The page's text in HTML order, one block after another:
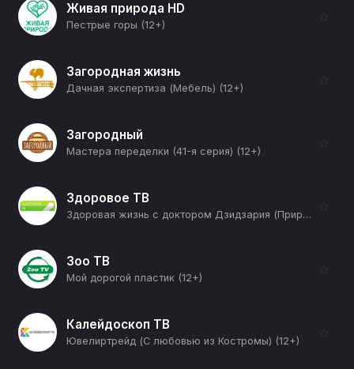
Живая природа HD
Пестрые горы (12+)
☆
Загородная жизнь
Дачная экспертиза (Мебель) (12+)
☆
Загородный
Мастера переделки (41-я серия) (12+)
☆
Здоровое ТВ
Здоровая жизнь с доктором Дзидзария (Природа мужчины) (12+)
☆
Зоо ТВ
Мой дорогой пластик (12+)
☆
Калейдоскоп ТВ
Ювелиртрейд (С любовью из Костромы) (12+)
☆